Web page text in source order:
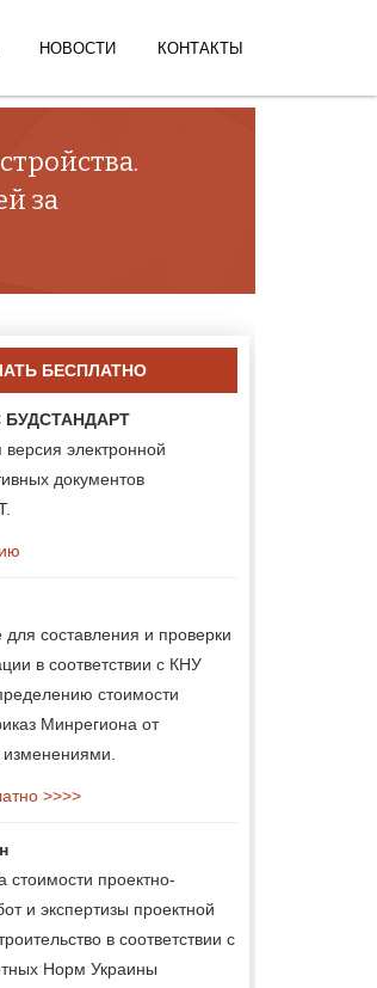
НОВОСТИ КОНТАКТЫ
за
БЕСПЛАТНО
БУДСТАНДАРТ
электронной
документов
составления и проверки
в соответствии с КНУ
стоимости
Минрегиона от
>>>>
стоимости проектно-
и экспертизы проектной
в соответствии с
Норм Украины